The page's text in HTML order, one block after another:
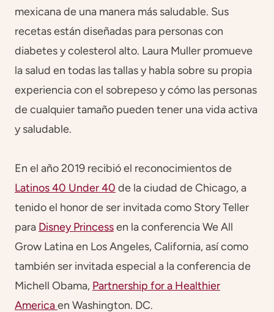
mexicana de una manera más saludable. Sus
recetas están diseñadas para personas con
diabetes y colesterol alto. Laura Muller promueve
la salud en todas las tallas y habla sobre su propia
experiencia con el sobrepeso y cómo las personas
de cualquier tamaño pueden tener una vida activa
y saludable.
En el año 2019 recibió el reconocimientos de
Latinos 40 Under 40 de la ciudad de Chicago, a
tenido el honor de ser invitada como Story Teller
para Disney Princessen la conferencia We All
Grow Latina en Los Angeles, California, así como
también ser invitada especial a la conferencia de
Michell Obama, Partnership for a Healthier
Americaen Washington. DC.